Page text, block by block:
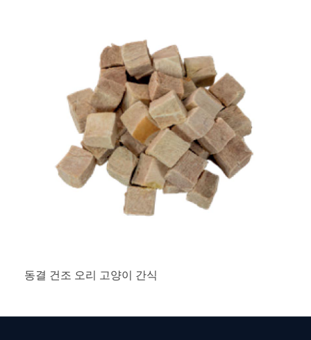
동결 건조 오리 고양이 간식